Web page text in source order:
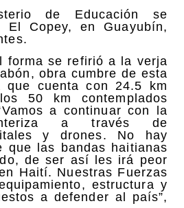
de Educación se
El Copey, en Guayubín,
forma se refirió a la verja
obra cumbre de esta
que cuenta con 24.5 km
50 km contemplados
a continuar con la
a través de
y drones. No hay
que las bandas haitianas
de ser así les irá peor
Haití. Nuestras Fuerzas
estructura y
a defender al país”,